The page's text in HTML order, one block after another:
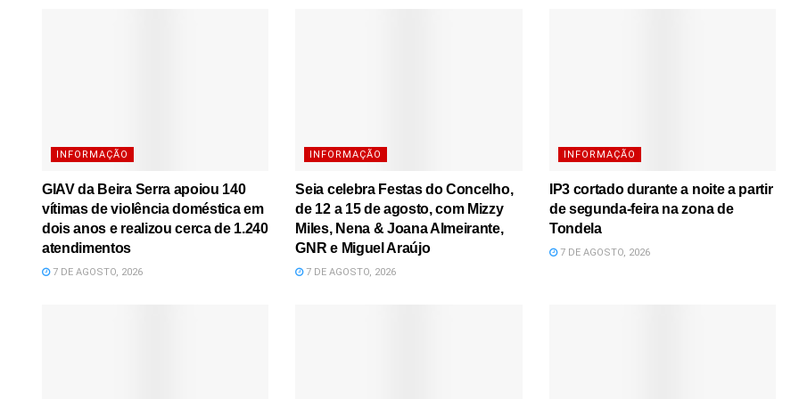
INFORMAÇÃO
GIAV da Beira Serra apoiou 140
vítimas de violência doméstica em
dois anos e realizou cerca de 1.240
atendimentos
7 DE AGOSTO, 2026
INFORMAÇÃO
Seia celebra Festas do Concelho,
de 12 a 15 de agosto, com Mizzy
Miles, Nena & Joana Almeirante,
GNR e Miguel Araújo
7 DE AGOSTO, 2026
INFORMAÇÃO
IP3 cortado durante a noite a partir
de segunda-feira na zona de
Tondela
7 DE AGOSTO, 2026